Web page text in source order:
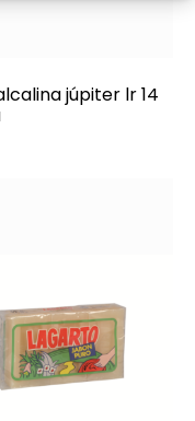
júpiter lr 14